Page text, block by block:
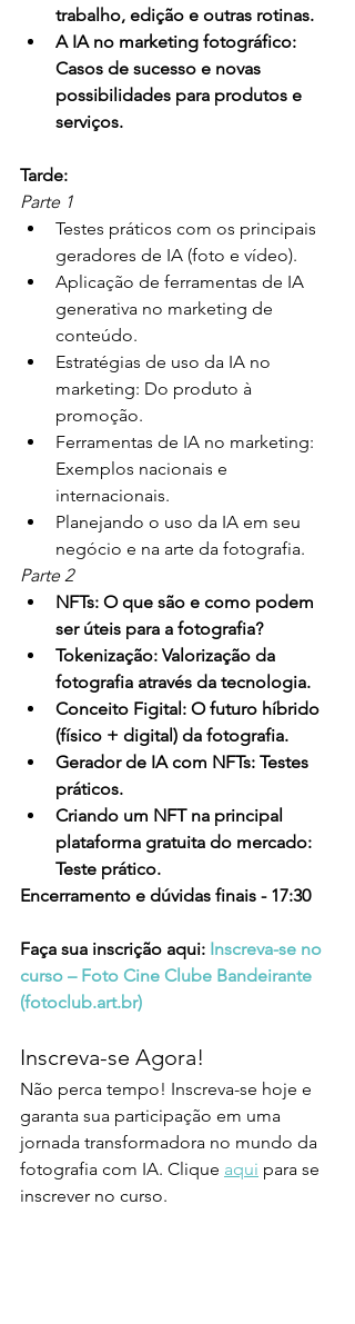
trabalho, edição e outras rotinas.
A IA no marketing fotográfico:
Casos de sucesso e novas
possibilidades para produtos e
serviços.
Tarde:
Parte 1
Testes práticos com os principais
geradores de IA (foto e vídeo).
Aplicação de ferramentas de IA
generativa no marketing de
conteúdo.
Estratégias de uso da IA no
marketing: Do produto à
promoção.
Ferramentas de IA no marketing:
Exemplos nacionais e
internacionais.
Planejando o uso da IA em seu
negócio e na arte da fotografia.
Parte 2
NFTs: O que são e como podem
ser úteis para a fotografia?
Tokenização: Valorização da
fotografia através da tecnologia.
Conceito Figital: O futuro híbrido
(físico + digital) da fotografia.
Gerador de IA com NFTs: Testes
práticos.
Criando um NFT na principal
plataforma gratuita do mercado:
Teste prático.
Encerramento e dúvidas finais - 17:30
Faça sua inscrição aqui: Inscreva-se no
curso – Foto Cine Clube Bandeirante
(fotoclub.art.br)
Inscreva-se Agora!
Não perca tempo! Inscreva-se hoje e
garanta sua participação em uma
jornada transformadora no mundo da
fotografia com IA. Clique aqui para se
inscrever no curso.